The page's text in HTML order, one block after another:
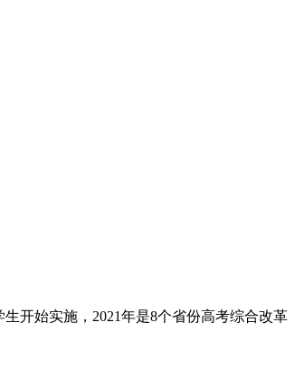
开始实施，2021年是8个省份高考综合改革